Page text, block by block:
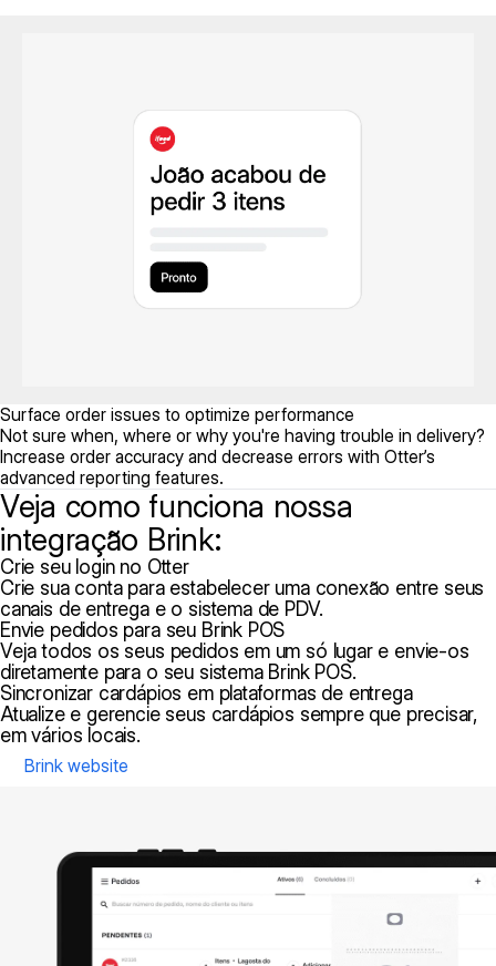
Surface order issues to optimize performance
Not sure when, where or why you're having trouble in delivery?
Increase order accuracy and decrease errors with Otter’s
advanced reporting features.
Veja como funciona nossa
integração Brink:
Crie seu login no Otter
Crie sua conta para estabelecer uma conexão entre seus
canais de entrega e o sistema de PDV.
Envie pedidos para seu Brink POS
Veja todos os seus pedidos em um só lugar e envie-os
diretamente para o seu sistema Brink POS.
Sincronizar cardápios em plataformas de entrega
Atualize e gerencie seus cardápios sempre que precisar,
em vários locais.
Brink website